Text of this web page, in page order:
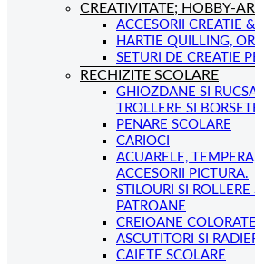
CREATIVITATE; HOBBY-
ACCESORII CREATIE &
HARTIE QUILLING,
SETURI DE CREATIE
RECHIZITE SCOLARE
GHIOZDANE SI
TROLLERE SI
PENARE SCOLARE
CARIOCI
ACUARELE,
ACCESORII PICTURA.
STILOURI SI ROLLERE
PATROANE
CREIOANE COLORATE
ASCUTITORI SI
CAIETE SCOLARE